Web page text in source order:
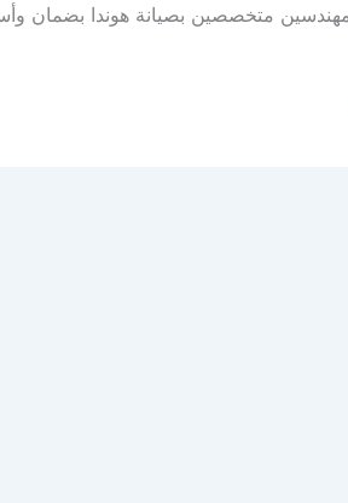
مهندسين متخصصين بصيانة هوندا بضمان